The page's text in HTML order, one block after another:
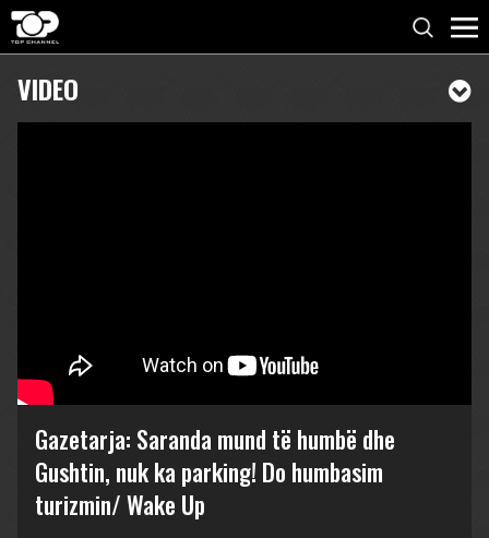
VIDEO
Gazetarja: Saranda mund të humbë dhe
Gushtin, nuk ka parking! Do humbasim
turizmin/ Wake Up